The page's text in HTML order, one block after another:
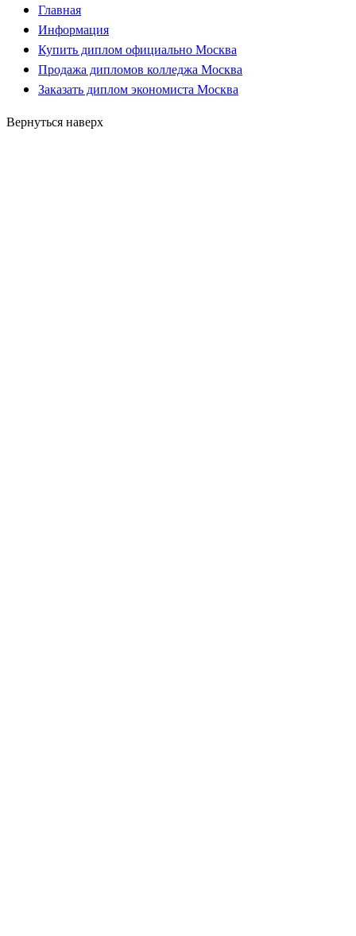
Главная
Информация
Купить диплом официально Москва
Продажа дипломов колледжа Москва
Заказать диплом экономиста Москва
Вернуться наверх